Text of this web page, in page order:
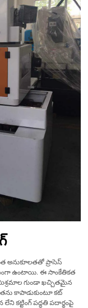
అనుకూలతతో ప్రాసెస్
ఉంటాయి. ఈ సాంకేతికత
మిశ్రమాల గుండా ఖచ్చితమైన
కాపాడుకుంటూ కట్
కట్టింగ్ పద్ధతి పదార్థంపై